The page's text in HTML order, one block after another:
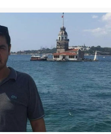
05.08.2026 02:25
скоропостижно
36-летний